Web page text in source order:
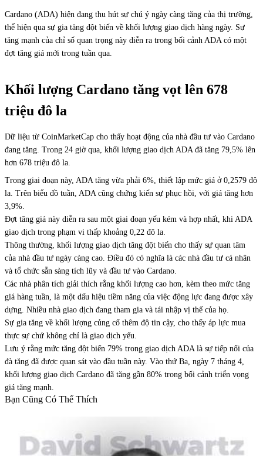
Cardano (ADA) hiện đang thu hút sự chú ý ngày càng tăng của thị trường,
thể hiện qua sự gia tăng đột biến về khối lượng giao dịch hàng ngày. Sự
tăng mạnh của chỉ số quan trọng này diễn ra trong bối cảnh ADA có một
đợt tăng giá mới trong tuần qua.
Khối lượng Cardano tăng vọt lên 678
triệu đô la
Dữ liệu từ CoinMarketCap cho thấy hoạt động của nhà đầu tư vào Cardano
đang tăng. Trong 24 giờ qua, khối lượng giao dịch ADA đã tăng 79,5% lên
hơn 678 triệu đô la.
Trong giai đoạn này, ADA tăng vừa phải 6%, thiết lập mức giá ở 0,2579 đô
la. Trên biểu đồ tuần, ADA cũng chứng kiến sự phục hồi, với giá tăng hơn
3,9%.
Đợt tăng giá này diễn ra sau một giai đoạn yếu kém và hợp nhất, khi ADA
giao dịch trong phạm vi thấp khoảng 0,22 đô la.
Thông thường, khối lượng giao dịch tăng đột biến cho thấy sự quan tâm
của nhà đầu tư ngày càng cao. Điều đó có nghĩa là các nhà đầu tư cá nhân
và tổ chức sẵn sàng tích lũy và đầu tư vào Cardano.
Các nhà phân tích giải thích rằng khối lượng cao hơn, kèm theo mức tăng
giá hàng tuần, là một dấu hiệu tiềm năng của việc động lực đang được xây
dựng. Nhiều nhà giao dịch đang tham gia và tái nhập vị thế của họ.
Sự gia tăng về khối lượng củng cố thêm độ tin cậy, cho thấy áp lực mua
thực sự chứ không chỉ là giao dịch yếu.
Lưu ý rằng mức tăng đột biến 79% trong giao dịch ADA là sự tiếp nối của
đà tăng đã được quan sát vào đầu tuần này. Vào thứ Ba, ngày 7 tháng 4,
khối lượng giao dịch Cardano đã tăng gần 80% trong bối cảnh triển vọng
giá tăng mạnh.
Bạn Cũng Có Thể Thích